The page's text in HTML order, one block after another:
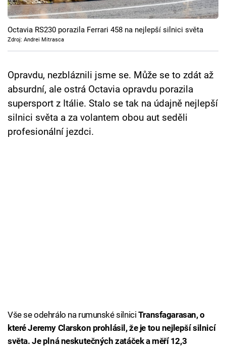
Cool Esport
Pořady
Sledujte prima+
Přihlášení
Octavia RS230 porazila Ferrari 458 na nejlepší silnici světa
Zdroj: Andrei Mitrasca
Opravdu, nezbláznili jsme se. Může se to zdát až
absurdní, ale ostrá Octavia opravdu porazila
supersport z Itálie. Stalo se tak na údajně nejlepší
silnici světa a za volantem obou aut seděli
profesionální jezdci.
Vše se odehrálo na rumunské silnici Transfagarasan, o
které Jeremy Clarskon prohlásil, že je tou nejlepší silnicí
světa. Je plná neskutečných zatáček a měří 12,3